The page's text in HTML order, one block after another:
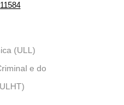
11584
(ULL)
e do